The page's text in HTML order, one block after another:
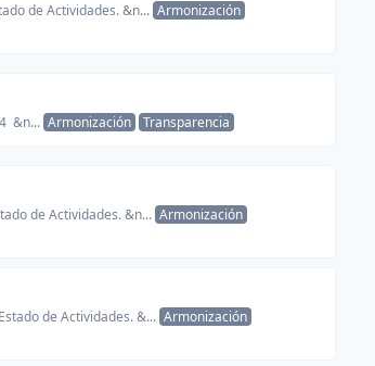
de Actividades. &n... Armonización
&n... Armonización Transparencia
de Actividades. &n... Armonización
de Actividades. &... Armonización